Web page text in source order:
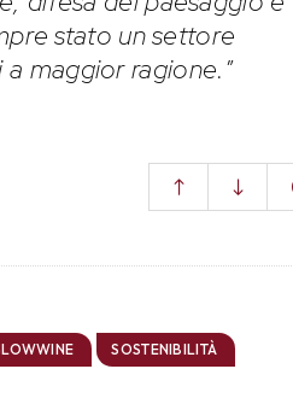
stato un settore
maggior ragione.”
SOSTENIBILITÀ